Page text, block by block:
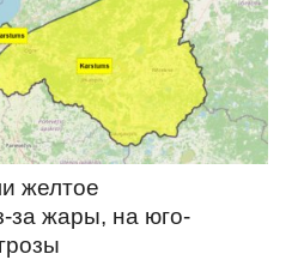
желтое
за жары, на юго-